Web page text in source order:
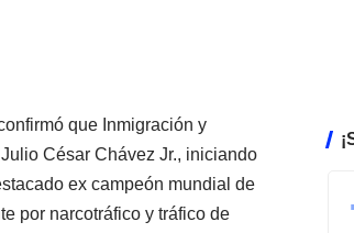
que Inmigración y
César Chávez Jr., iniciando
ex campeón mundial de
por narcotráfico y tráfico de